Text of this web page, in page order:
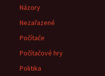
Názory
Nezařazené
Počítače
Počítačové hry
Politika